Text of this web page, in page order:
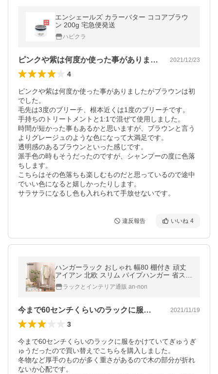
エンシェールズ カラーバター ココアブラウ
ン 200g 宅急便発送
ハピクラ
ピンクや紫は何度か使った事がありました… 2021/12/23
4
ピンクや紫は何度か使った事がありましたがブラウンは初
でした。
毛先は3度のブリーチ、根本近くは1度のブリーチです。
手持ちのトリートメントと1:1で混ぜて使用しました。
時間が短かった事もあるかと思いますが、ブラウンと言う
よりグレージュのような色になって大満足です。
透明感のあるブラウンといった感じです。
派手色の時もそうだったのですが、シャンプーの度に色落
ちします。
こちらはその色落ちも楽しむものだと思っているので途中
でいい色になると嬉しかったりします。
サラサラになるし色も入れられて手放せないです。
違反報告 いいね 4
ハンガーラック おしゃれ 幅80 棚付き 頑丈
アイアン 北欧 スリム パイプハンガー 省スペ
ース コートハンガー 大容量 洋服掛け 収納
白 黒 IHR-80
ラックとインテリア通販 an-non
今まで60センチくらいのラックに服をか… 2021/11/19
3
今まで60センチくらいのラックに服をかけていてぎゅうぎ
ゅうだったので買い替えでこちらを購入しました。
冬物など厚手のものが多く重さがあるので木の部分が折れ
ないか心配です。